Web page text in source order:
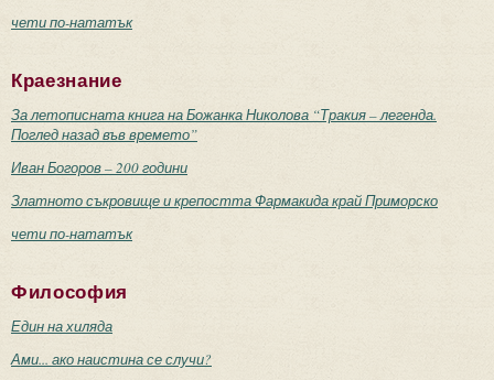
чети по-нататък
Краезнание
За летописната книга на Божанка Николова “Тракия – легенда.
Поглед назад във времето”
Иван Богоров – 200 години
Златното съкровище и крепостта Фармакида край Приморско
чети по-нататък
Философия
Един на хиляда
Ами... ако наистина се случи?